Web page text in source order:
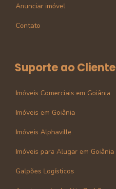
Anunciar imóvel
Contato
Suporte ao Cliente
Imóveis Comerciais em Goiânia
Imóveis em Goiânia
Imóveis Alphaville
Imóveis para Alugar em Goiânia
Galpões Logísticos